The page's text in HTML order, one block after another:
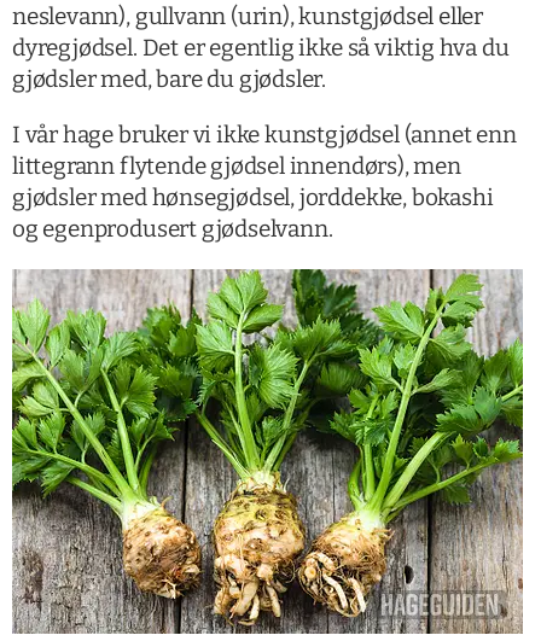
neslevann), gullvann (urin), kunstgjødsel eller
dyregjødsel. Det er egentlig ikke så viktig hva du
gjødsler med, bare du gjødsler.
I vår hage bruker vi ikke kunstgjødsel (annet enn
littegrann flytende gjødsel innendørs), men
gjødsler med hønsegjødsel, jorddekke, bokashi
og egenprodusert gjødselvann.